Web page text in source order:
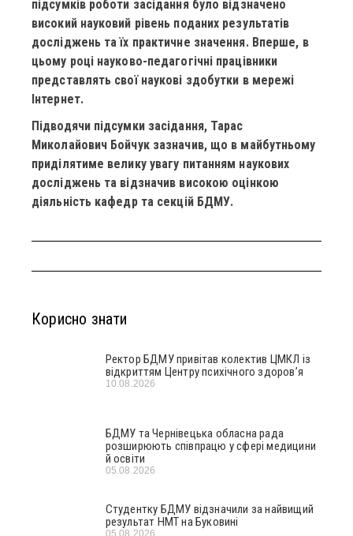
підсумків роботи засідання було відзначено
високий науковий рівень поданих результатів
досліджень та їх практичне значення. Вперше, в
цьому році науково-педагогічні працівники
представлять свої наукові здобутки в мережі
Інтернет.
Підводячи підсумки засідання, Тарас
Миколайович Бойчук зазначив, що в майбутньому
приділятиме велику увагу питанням наукових
досліджень та відзначив високою оцінкою
діяльність кафедр та секцій БДМУ.
Корисно знати
Ректор БДМУ привітав колектив ЦМКЛ із
відкриттям Центру психічного здоров’я
10.08.2026
БДМУ та Чернівецька обласна рада
розширюють співпрацю у сфері медицини
й освіти
05.08.2026
Студентку БДМУ відзначили за найвищий
результат НМТ на Буковині
05.08.2026